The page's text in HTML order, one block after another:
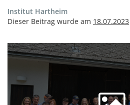
Institut Hartheim
Dieser Beitrag wurde am 18.07.2023